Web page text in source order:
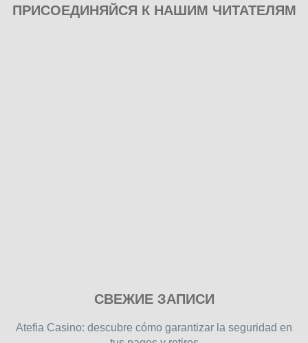
ПРИСОЕДИНЯЙСЯ К НАШИМ ЧИТАТЕЛЯМ
free
СВЕЖИЕ ЗАПИСИ
Atefia Casino: descubre cómo garantizar la seguridad en